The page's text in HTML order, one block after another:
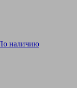
наличию